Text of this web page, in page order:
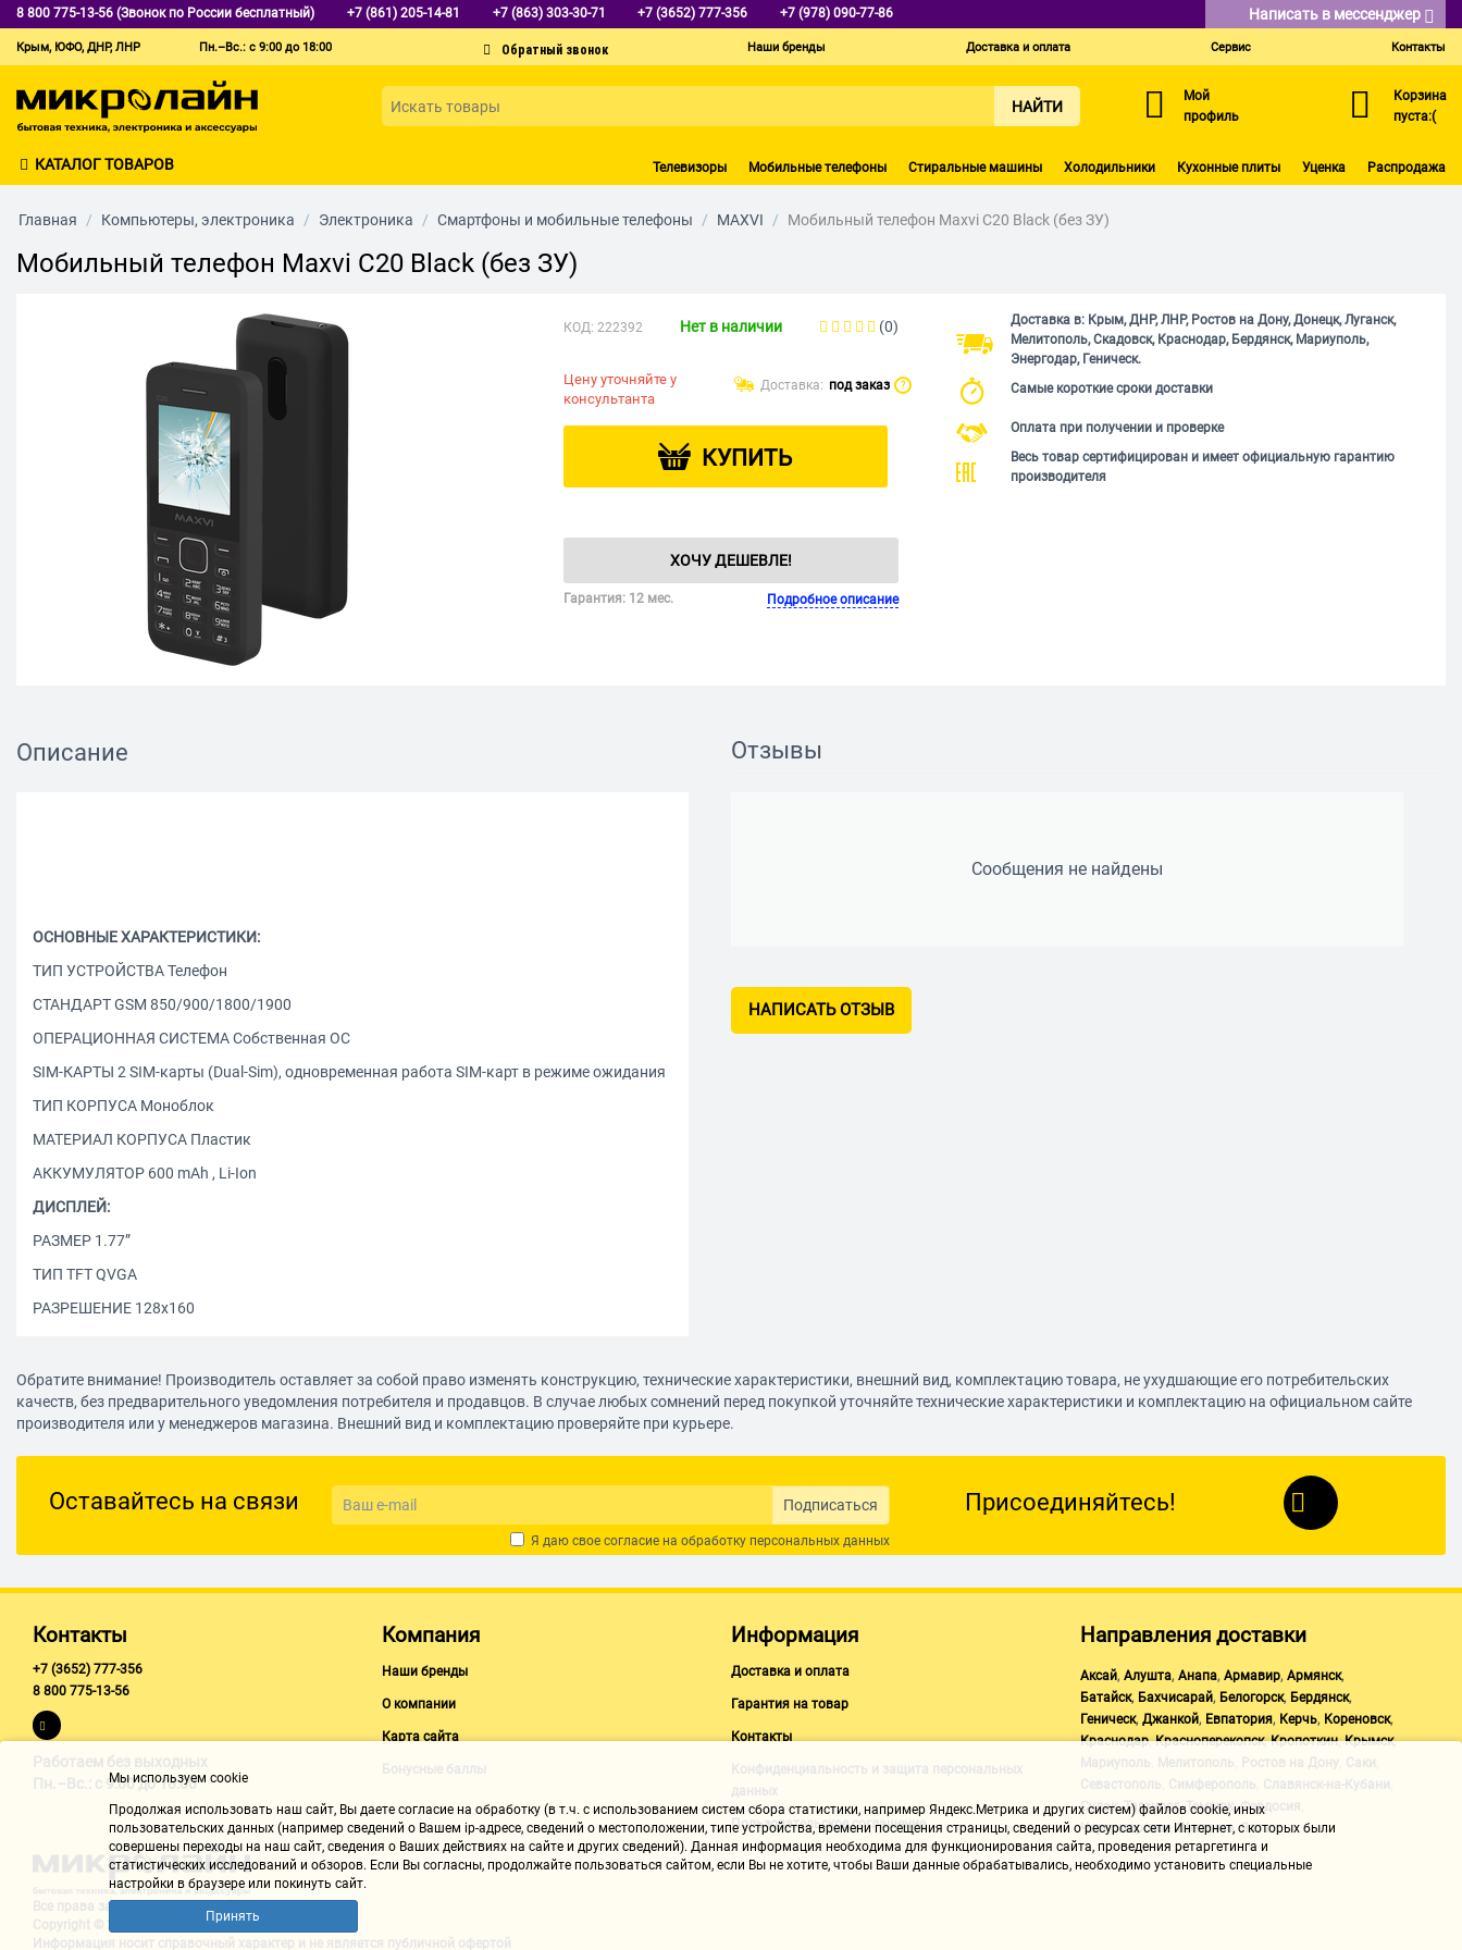
8 800 775-13-56 (Звонок по России бесплатный) +7 (861) 205-14-81 +7 (863) 303-30-71 +7 (3652) 777-356 +7 (978) 090-77-86 Написать в мессенджер
Крым, ЮФО, ДНР, ЛНР Пн.–Вс.: с 9:00 до 18:00 Наши бренды Доставка и оплата Сервис Контакты
НАЙТИ
Мой
профиль
Корзина
пуста:(
КАТАЛОГ ТОВАРОВ Телевизоры Мобильные телефоны Стиральные машины Холодильники Кухонные плиты Уценка Распродажа
Главная / Компьютеры, электроника / Электроника / Смартфоны и мобильные телефоны / MAXVI / Мобильный телефон Maxvi C20 Black (без ЗУ)
Мобильный телефон Maxvi C20 Black (без ЗУ)
КОД: 222392 Нет в наличии (0)
Цену уточняйте у
консультанта
Доставка: под заказ ?
КУПИТЬ
ХОЧУ ДЕШЕВЛЕ!
Гарантия: 12 мес. Подробное описание
Доставка в: Крым, ДНР, ЛНР, Ростов на Дону, Донецк, Луганск,
Мелитополь, Скадовск, Краснодар, Бердянск, Мариуполь,
Энергодар, Геническ.
Самые короткие сроки доставки
Оплата при получении и проверке
Весь товар сертифицирован и имеет официальную гарантию
производителя
Описание
ОСНОВНЫЕ ХАРАКТЕРИСТИКИ:
ТИП УСТРОЙСТВА Телефон
СТАНДАРТ GSM 850/900/1800/1900
ОПЕРАЦИОННАЯ СИСТЕМА Собственная ОС
SIM-КАРТЫ 2 SIM-карты (Dual-Sim), одновременная работа SIM-карт в режиме ожидания
ТИП КОРПУСА Моноблок
МАТЕРИАЛ КОРПУСА Пластик
АККУМУЛЯТОР 600 mAh , Li-Ion
ДИСПЛЕЙ:
РАЗМЕР 1.77”
ТИП TFT QVGA
РАЗРЕШЕНИЕ 128х160
СЕНСОРНЫЙ ЭКРАН Нет
МУЛЬТИТАЧ Нет
ОПЕРАТИВНАЯ ПАМЯТЬ (RAM) 32Mb
ОСНОВНАЯ КАМЕРА Нет
МУЛЬТИМЕДИА:
ВИДЕОПЛЕЕР Да
АУДИОПЛЕЕР Да
ДИКТОФОН Да
FM-РАДИО Да
МОБИЛЬНЫЙ ИНТЕРНЕТ:
WAP Да
Отзывы
Сообщения не найдены
НАПИСАТЬ ОТЗЫВ
Обратите внимание! Производитель оставляет за собой право изменять конструкцию, технические характеристики, внешний вид, комплектацию товара, не ухудшающие его потребительских
качеств, без предварительного уведомления потребителя и продавцов. В случае любых сомнений перед покупкой уточняйте технические характеристики и комплектацию на официальном сайте
производителя или у менеджеров магазина. Внешний вид и комплектацию проверяйте при курьере.
Оставайтесь на связи Подписаться
Я даю свое согласие на обработку персональных данных
Присоединяйтесь!
Контакты
+7 (3652) 777-356
8 800 775-13-56
Работаем без выходных
Пн.–Вс.: с 9:00 до 18:00
Компания
Наши бренды
О компании
Карта сайта
Бонусные баллы
Информация
Доставка и оплата
Гарантия на товар
Контакты
Конфиденциальность и защита персональных
данных
Пользовательское соглашение
Направления доставки
Аксай, Алушта, Анапа, Армавир, Армянск,
Батайск, Бахчисарай, Белогорск, Бердянск,
Геническ, Джанкой, Евпатория, Керчь, Кореновск,
Краснодар,Красноперекопск,Кропоткин,Крымск,
Мариуполь Мелитополь Ростов на Дону Саки
Севастополь Симферополь Славянск-на-Кубани
Судак,Таганрог,Темрюк,Феодосия
Черноморское ,Щелкино,Ялта
Все права защищены "Микролайн"
Copyright © 2002-2026
Информация носит справочный характер и не является публичной офертой
Мы используем cookie
Продолжая использовать наш cайт, Вы даете согласие на обработку (в т.ч. с использованием систем сбора статистики, например Яндекс.Метрика и других систем) файлов cookie, иных
пользовательских данных (например сведений о Вашем ip-адресе, сведений о местоположении, типе устройства, времени посещения страницы, сведений о ресурсах сети Интернет, с которых были
совершены переходы на наш сайт, сведения о Ваших действиях на сайте и других сведений). Данная информация необходима для функционирования сайта, проведения ретаргетинга и
статистических исследований и обзоров. Если Вы согласны, продолжайте пользоваться сайтом, если Вы не хотите, чтобы Ваши данные обрабатывались, необходимо установить специальные
настройки в браузере или покинуть сайт.
Принять